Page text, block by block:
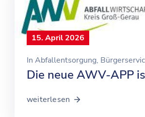
15. April 2026
In Abfallentsorgung‚
Die neue AWV-APP
weiterlesen